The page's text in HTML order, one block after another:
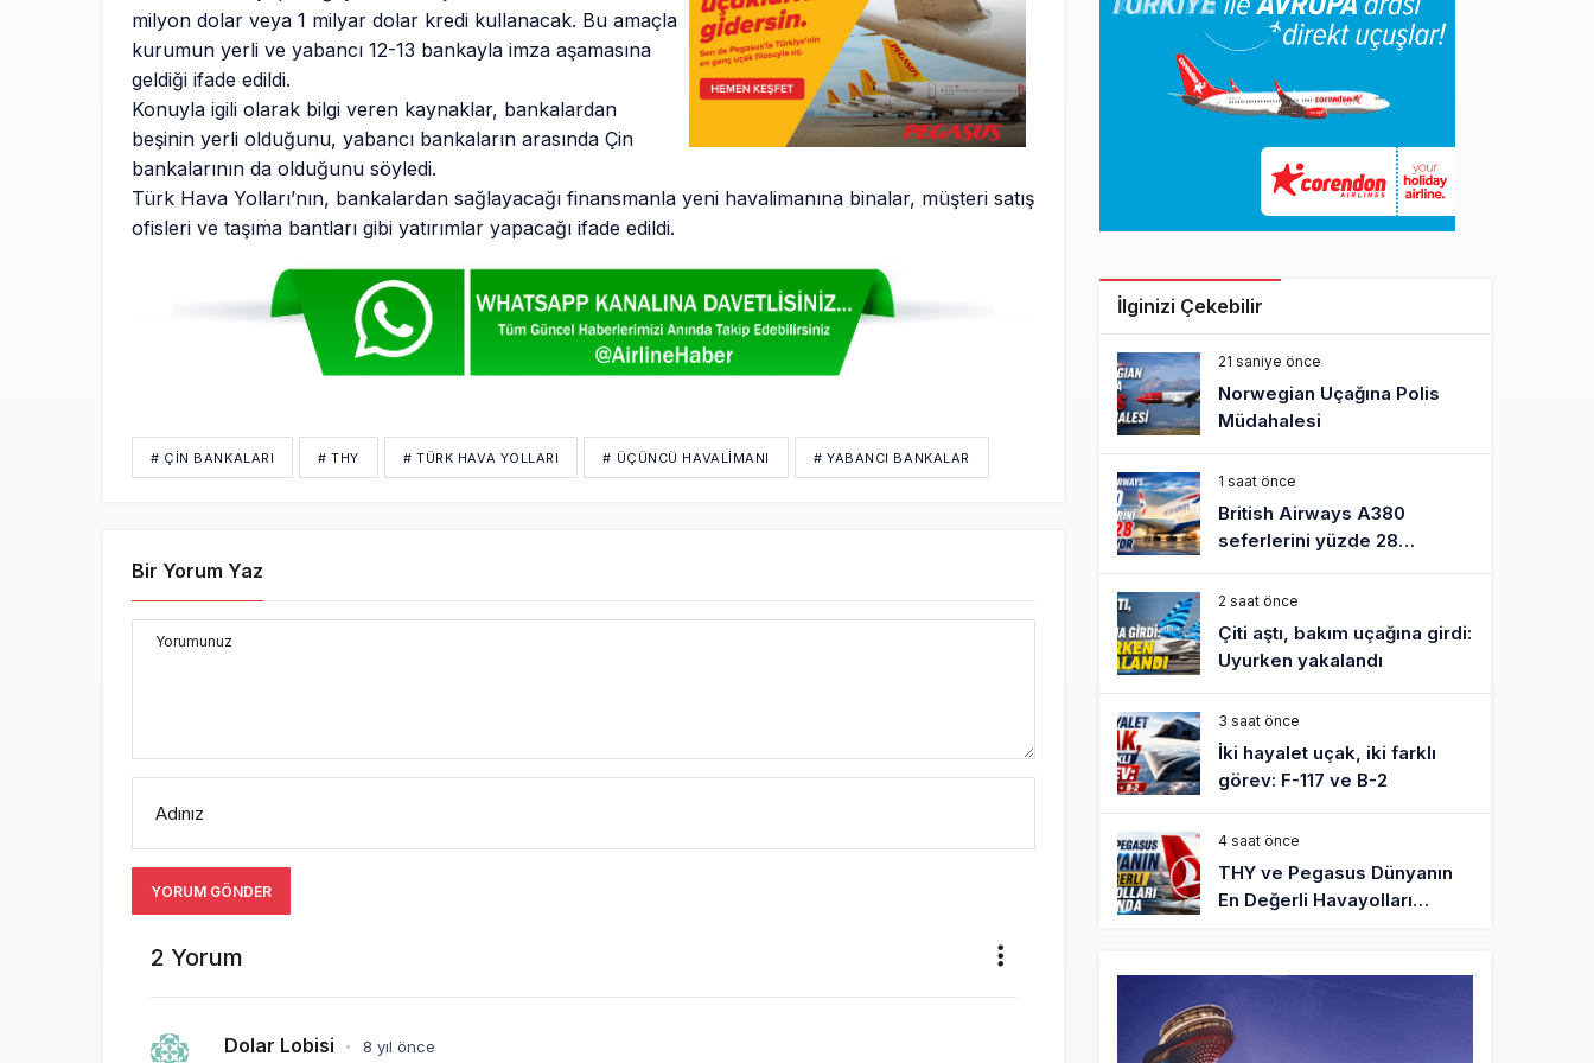
milyon dolar veya 1 milyar dolar kredi kullanacak. Bu amaçla
kurumun yerli ve yabancı 12-13 bankayla imza aşamasına
geldiği ifade edildi.
Konuyla igili olarak bilgi veren kaynaklar, bankalardan
beşinin yerli olduğunu, yabancı bankaların arasında Çin
bankalarının da olduğunu söyledi.
Türk Hava Yolları’nın, bankalardan sağlayacağı finansmanla yeni havalimanına binalar, müşteri satış
ofisleri ve taşıma bantları gibi yatırımlar yapacağı ifade edildi.
# ÇIN BANKALARI # THY # TÜRK HAVA YOLLARI # ÜÇÜNCÜ HAVALIMANI # YABANCI BANKALAR
Bir Yorum Yaz
Yorumunuz
Adınız
YORUM GÖNDER
2 Yorum
Dolar Lobisi • 8 yıl önce
İlginizi Çekebilir
21 saniye önce
Norwegian Uçağına Polis
Müdahalesi
1 saat önce
British Airways A380
seferlerini yüzde 28
azaltıyor
2 saat önce
Çiti aştı, bakım uçağına girdi:
Uyurken yakalandı
3 saat önce
İki hayalet uçak, iki farklı
görev: F-117 ve B-2
4 saat önce
THY ve Pegasus Dünyanın
En Değerli Havayolları
Fly Baghdad ABD yaptırım
listesinden çıkarıldı